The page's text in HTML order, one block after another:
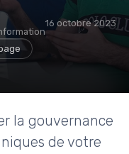
16 octobre 2023
la gouvernance
de votre